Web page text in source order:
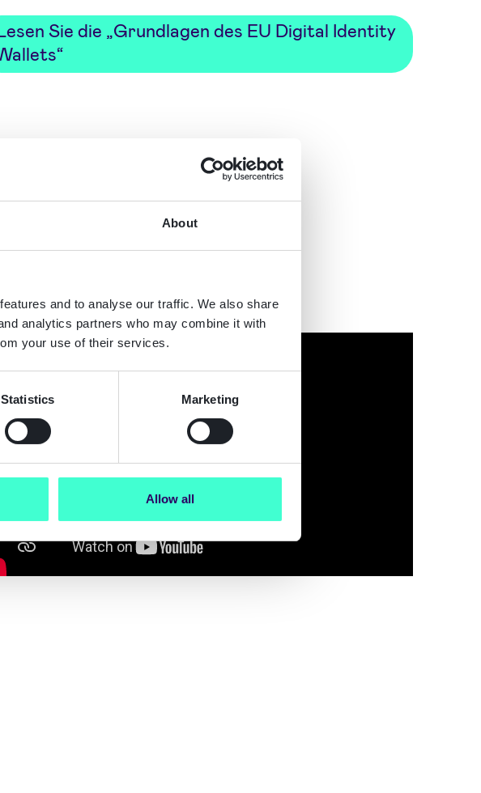
About
and to analyse our traffic. We also share
analytics partners who may combine it with
your use of their services.
Statistics Marketing
Allow all
Sie die „Grundlagen des EU Digital Identity